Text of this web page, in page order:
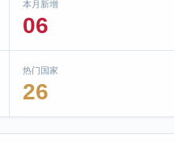
本月新增
06
热门国家
26